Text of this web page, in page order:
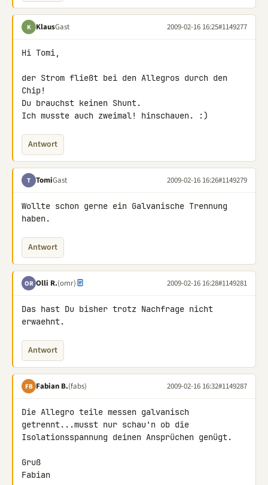
K KlausGast 2009-02-16 16:25#1149277
Hi Tomi,
der Strom fließt bei den Allegros durch den
Chip!
Du brauchst keinen Shunt.
Ich musste auch zweimal! hinschauen. :)
Antwort
T TomiGast 2009-02-16 16:26#1149279
Wollte schon gerne ein Galvanische Trennung
haben.
Antwort
OR Olli R.(omr) 2009-02-16 16:28#1149281
Das hast Du bisher trotz Nachfrage nicht
erwaehnt.
Antwort
FB Fabian B.(fabs) 2009-02-16 16:32#1149287
Die Allegro teile messen galvanisch
getrennt...musst nur schau'n ob die
Isolationsspannung deinen Ansprüchen genügt.
Gruß
Fabian